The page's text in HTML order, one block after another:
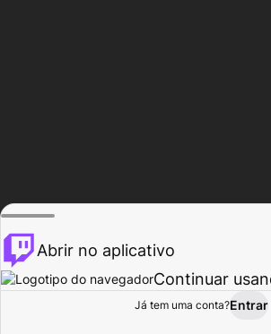
Procurar Atividade
Abrir no aplicativo
Continuar
Já tem uma conta?Entrar